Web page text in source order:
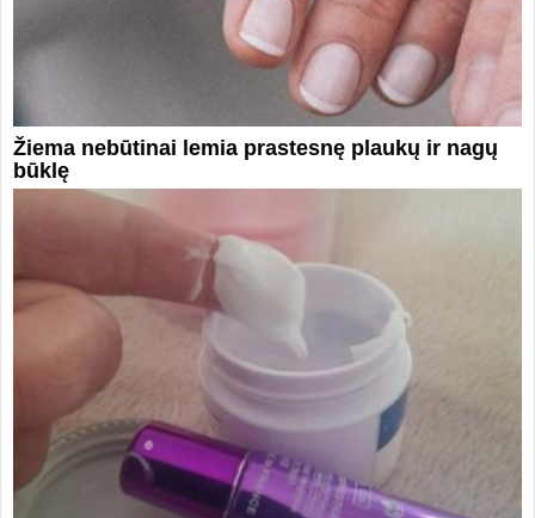
Žiema nebūtinai lemia prastesnę plaukų ir nagų
būklę